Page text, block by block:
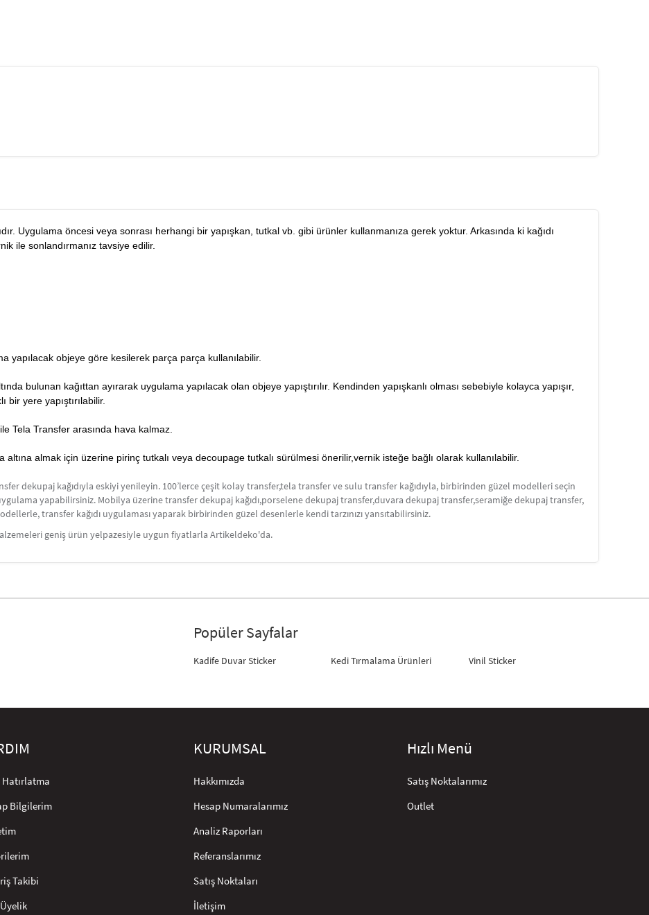
Uygulama öncesi veya sonrası herhangi bir yapışkan, tutkal vb. gibi ürünler kullanmanıza gerek yoktur. Arkasında ki kağıdı
ile sonlandırmanız tavsiye edilir.
yapılacak objeye göre kesilerek parça parça kullanılabilir.
bulunan kağıttan ayırarak uygulama yapılacak olan objeye yapıştırılır. Kendinden yapışkanlı olması sebebiyle kolayca yapışır,
bir yere yapıştırılabilir.
Tela Transfer arasında hava kalmaz.
altına almak için üzerine pirinç tutkalı veya decoupage tutkalı sürülmesi önerilir,vernik isteğe bağlı olarak kullanılabilir.
dekupaj kağıdıyla eskiyi yenileyin. 100’lerce çeşit kolay transfer,tela transfer ve sulu transfer kağıdıyla, birbirinden güzel modelleri seçin
yapabilirsiniz. Mobilya üzerine transfer dekupaj kağıdı,porselene dekupaj transfer,duvara dekupaj transfer,seramiğe dekupaj transfer,
transfer kağıdı uygulaması yaparak birbirinden güzel desenlerle kendi tarzınızı yansıtabilirsiniz.
geniş ürün yelpazesiyle uygun fiyatlarla Artikeldeko'da.
Popüler Sayfalar
Kadife Duvar Sticker Kedi Tırmalama Ürünleri Vinil Sticker
Hatırlatma
Bilgilerim
Takibi
KURUMSAL
Hakkımızda
Hesap Numaralarımız
Analiz Raporları
Referanslarımız
Satış Noktaları
İletişim
Hızlı Menü
Satış Noktalarımız
Outlet